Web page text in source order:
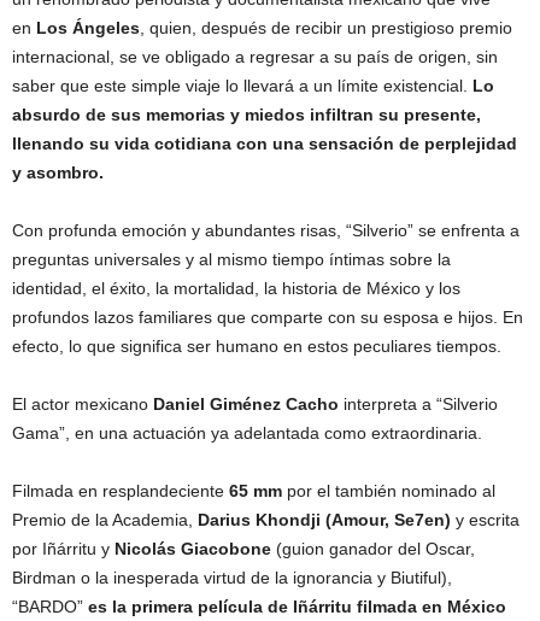
en Los Ángeles , quien, después de recibir un prestigioso premio
internacional, se ve obligado a regresar a su país de origen, sin
saber que este simple viaje lo llevará a un límite existencial. Lo
absurdo de sus memorias y miedos infiltran su presente,
llenando su vida cotidiana con una sensación de perplejidad
y asombro.
Con profunda emoción y abundantes risas, “Silverio” se enfrenta a
preguntas universales y al mismo tiempo íntimas sobre la
identidad, el éxito, la mortalidad, la historia de México y los
profundos lazos familiares que comparte con su esposa e hijos. En
efecto, lo que significa ser humano en estos peculiares tiempos.
El actor mexicano Daniel Giménez Cacho interpreta a “Silverio
Gama”, en una actuación ya adelantada como extraordinaria.
Filmada en resplandeciente 65 mm por el también nominado al
Premio de la Academia, Darius Khondji (Amour, Se7en) y escrita
por Iñárritu y Nicolás Giacobone (guion ganador del Oscar,
Birdman o la inesperada virtud de la ignorancia y Biutiful),
“BARDO” es la primera película de Iñárritu filmada en México